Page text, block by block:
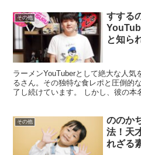
その他
すする
と知ら
ラーメンYouTuberとして絶大な人気
るさん。その独特な食レポと圧倒的
了し続けています。 しかし、彼の本
その他
ののか
法！天
れざる